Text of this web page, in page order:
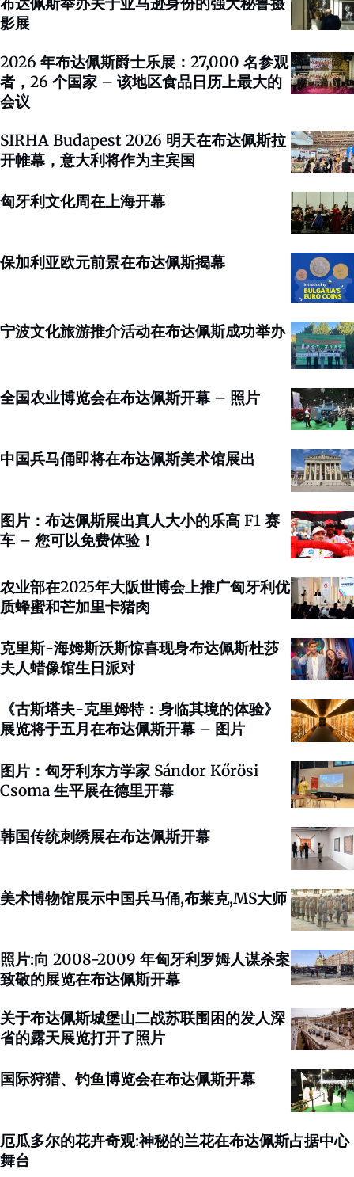
影展
2026 年布达佩斯爵士乐展：27,000 名参观
者，26 个国家 – 该地区食品日历上最大的
会议
SIRHA Budapest 2026 明天在布达佩斯拉
开帷幕，意大利将作为主宾国
匈牙利文化周在上海开幕
保加利亚欧元前景在布达佩斯揭幕
宁波文化旅游推介活动在布达佩斯成功举办
全国农业博览会在布达佩斯开幕 – 照片
中国兵马俑即将在布达佩斯美术馆展出
图片：布达佩斯展出真人大小的乐高 F1 赛
车 – 您可以免费体验！
农业部在2025年大阪世博会上推广匈牙利优
质蜂蜜和芒加里卡猪肉
克里斯-海姆斯沃斯惊喜现身布达佩斯杜莎
夫人蜡像馆生日派对
《古斯塔夫-克里姆特：身临其境的体验》
展览将于五月在布达佩斯开幕 – 图片
图片：匈牙利东方学家 Sándor Kőrösi
Csoma 生平展在德里开幕
韩国传统刺绣展在布达佩斯开幕
美术博物馆展示中国兵马俑,布莱克,MS大师
照片:向 2008-2009 年匈牙利罗姆人谋杀案
致敬的展览在布达佩斯开幕
关于布达佩斯城堡山二战苏联围困的发人深
省的露天展览打开了照片
国际狩猎、钓鱼博览会在布达佩斯开幕
厄瓜多尔的花卉奇观:神秘的兰花在布达佩斯占据中心
舞台